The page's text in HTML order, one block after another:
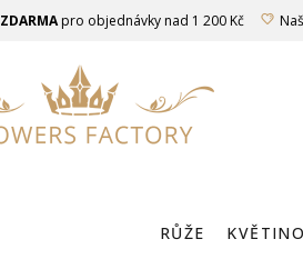
ZDARMApro objednávky nad 1 200 Kč
RŮŽE